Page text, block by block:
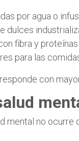
por agua o
dulces
fibra y proteínas
para las
con
mental no